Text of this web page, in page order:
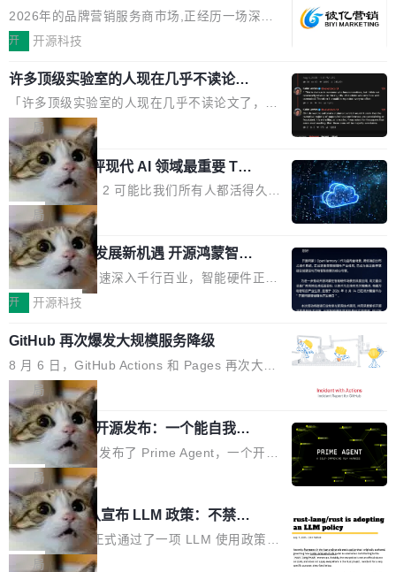
东西：一个带网页上下文的聊天框。 它们能读取
页面的文本，然后把文本丢给大模型，再返回一
段回答。仅此而已。 这当然有用，但总觉得差点
意思。比如我在一个后台管理系统里，需要填50
个表单字段，每个字段还有联动逻辑；比如我
想...
造，整机长度仅16厘米，提供1600W额定功率
与80PLUS钛金能效；支持ATX 3.1与PCIe 5.1
规范，结合服务器级元件、完善供电线材与内置
实时LCD监控屏，可充分满足当下高阶PC主机
的严苛使用需求。 澎湃功率，紧凑机身 钛金雕1
600PG5 AI TOP具备强悍输出功率，同时实现
机身尺寸大幅精简。整机长度仅16厘米，属于同
功率段机身尺寸十分紧凑的1600W电源产品。小
巧机身有效提升市面主流标准A...
从流量思维到品牌资产思维的范式转移
2026年的品牌营销服务商市场,正经历一场深刻
的价值重构。全球全案品牌代理机构市场从2025
复合增长率达5.44%,预计2032年将突破120亿美
元。数字广告与公共关系相关服务市场更是从20
25年的8463亿美元扩张至2026年的8763亿美
元。数字的背后是一个清晰的事实——品牌对专
业化营销服务的需求从未如此迫切。 但市场扩容
的同时,服务商的竞争逻辑正在改变。2026年Top
Agency年度合辑的观察指出,“产品”这个离消费
者最近的载体,在整个品牌营销层面的权重显著变
高了。全域营销服务商的竞争正在从规模转向深
度,案例厚度、全域覆盖、多线协同...
开 开源科技
许多顶级实验室的人现在几乎不读论文
了
「许多顶级实验室的人现在几乎不读论文了，而
且他们认为 ICLR/ICML/NeurIPS 充斥着大量过
度宣传和欺诈。」 OpenAI 研究员 Keller Jorda
n 这条推文引发了广泛讨论。他不是在说风凉
话，他是说出了一个圈内人尽皆知但很少公开捅
破的事实。 Jordan 随后补充了一句软化声明：
「我不认为这些会议上大部分论文都在过度宣传
或造假。问题是，作为读者，如果你筛选出那些
看起来最令人兴奋的论文，那它们大部分都是过
度宣传的。」 这才是真正的痛点。不是所有论文
都有问题，是最吸引眼球的那批论文最有问题。
他引用的帖子来自 Mathew Shen，一位 ICLR 2
026 的读者：「看了篇 ...
局
xAI 前工程师评现代 AI 领域最重要 Top
3 开源项目
Flash Attention 2 可能比我们所有人都活得久。
这句话不是来自某个技术博客，而是出自 Hieu
Pham 的一条推文。Hieu Pham 是谁？他是 xAI
的早期工程师之一，在 Grok 训练基础设施团队
工作过。近日他在 X 上发了一条帖子，列出了他
认为现代 AI 领域最重要的三个开源项目。 第一
理由很具体。FA 系列不需要解释，但 FA2 是他
认为最重要的一个——复杂度恰到好处，刚好能
驱动你去学 CuTe，但还没被那些"邪恶的" Hopp
er++ 优化所淹没，足够容易修改和适配。 更关
键的是 FA2 的持久性...
局
共商智能硬件发展新机遇 开源鸿蒙智能
硬件开发者日杭州站即将举行
随着万物智联加速深入千行百业，智能硬件正从
单点设备迈向智能化、网联化、协同化发展。作
鸿蒙通过统一技术底座和分布式能力，为不同类
型智能设备的开发、连接与互联提供关键支撑，
也为产业链企业探索产品创新与商业增长打开新
的空间。 8月14日，开源鸿蒙智能硬件开发者日
（OHDD：OpenHarmony Hardware Develope
r Day）将在杭州启航。活动面向智能硬件产业
链企业和开发者，邀请行业专家与资深技术顾
问，围绕开源鸿蒙技术能力、设备适配、芯片适
配、功耗与稳定性调优、兼容性测评及统一互联
等内容展开系统讲解和实战交流，帮助企业进一
步了解开源鸿蒙在智能...
开 开源科技
GitHub 再次爆发大规模服务降级
8 月 6 日，GitHub Actions 和 Pages 再次大规
模服务降级，Actions 完全不可用超过 5 小时，
webhook 停发，连自托管 runner 也因调度层故
障无法工作。Pages、Copilot code review、C
opilot coding agent 全部受影响。从检测到完全
恢复，大约 12 小时。 这是 2026 年 8 月的第六
起事故，其中四起与 AI/Copilot 服务相关。 Git
Hub 员工 kdaigle 在 HN 讨论中贴出了一组数
据：2025 年全年 10 亿次 commit。现在，每周
2.75 亿次，全年预计 140 亿次。GitHub...
局
Prime Agent 开源发布：一个能自我改
进的编程 Agent，ARC-AGI 3 超越人类
专家基线
Prime Intellect 发布了 Prime Agent，一个开源
的编程 Agent Harness，核心设计围绕两个抽
象：Recursive Language Model（RLM）和 C
ontinual Harness。在 ARC-AGI 3 基准测试
上，Prime Agent + Opus 5 的组合达到了 95.
5% RHAE Best@1，超过了 ARC 报告的人类专
局
Rust 项目团队宣布 LLM 政策：不禁
止，但你要承认哪些代码不是你写的
Rust 语言项目正式通过了一项 LLM 使用政策，
覆盖 rust-lang/rust 单一仓库的代码贡献。这不
局